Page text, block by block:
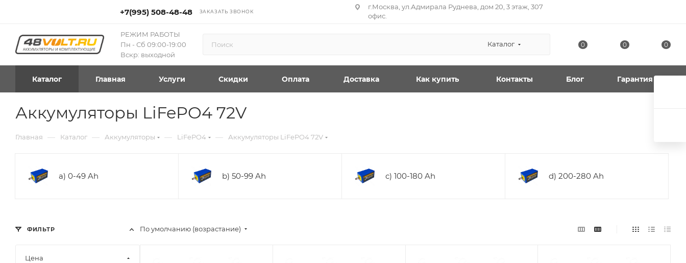
+7(995) 508-48-48 ЗАКАЗАТЬ ЗВОНОК
г.Москва, ул.Адмирала Руднева, дом 20, 3 этаж, 307
офис.
РЕЖИМ РАБОТЫ
Пн - Сб 09:00-19:00
Вскр: выходной
Каталог 0 0 0
Каталог Главная Услуги Скидки Оплата Доставка Как купить Контакты Блог Гарантия
Аккумуляторы LiFePO4 72V
Главная — Каталог — Аккумуляторы — LiFePO4 — Аккумуляторы LiFePO4 72V
a) 0-49 Ah b) 50-99 Ah c) 100-180 Ah d) 200-280 Ah
По умолчанию (возрастание)
ФИЛЬТР
Цена